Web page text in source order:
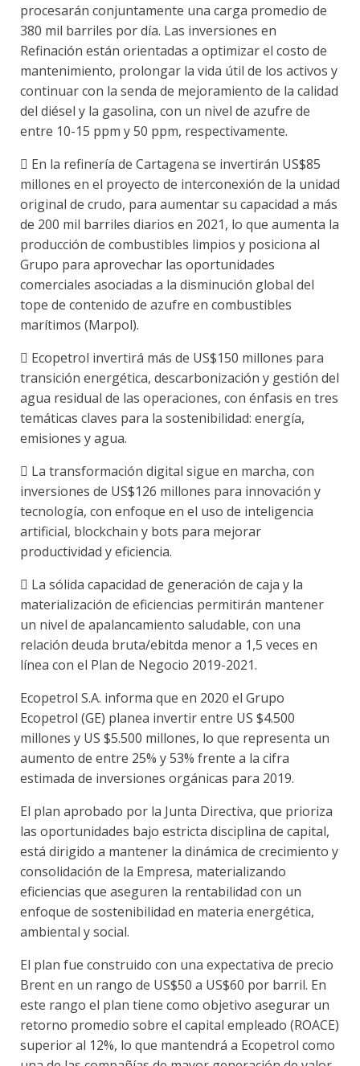
procesarán conjuntamente una carga promedio de
380 mil barriles por día. Las inversiones en
Refinación están orientadas a optimizar el costo de
mantenimiento, prolongar la vida útil de los activos y
continuar con la senda de mejoramiento de la calidad
del diésel y la gasolina, con un nivel de azufre de
entre 10-15 ppm y 50 ppm, respectivamente.
 En la refinería de Cartagena se invertirán US$85
millones en el proyecto de interconexión de la unidad
original de crudo, para aumentar su capacidad a más
de 200 mil barriles diarios en 2021, lo que aumenta la
producción de combustibles limpios y posiciona al
Grupo para aprovechar las oportunidades
comerciales asociadas a la disminución global del
tope de contenido de azufre en combustibles
marítimos (Marpol).
 Ecopetrol invertirá más de US$150 millones para
transición energética, descarbonización y gestión del
agua residual de las operaciones, con énfasis en tres
temáticas claves para la sostenibilidad: energía,
emisiones y agua.
 La transformación digital sigue en marcha, con
inversiones de US$126 millones para innovación y
tecnología, con enfoque en el uso de inteligencia
artificial, blockchain y bots para mejorar
productividad y eficiencia.
 La sólida capacidad de generación de caja y la
materialización de eficiencias permitirán mantener
un nivel de apalancamiento saludable, con una
relación deuda bruta/ebitda menor a 1,5 veces en
línea con el Plan de Negocio 2019-2021.
Ecopetrol S.A. informa que en 2020 el Grupo
Ecopetrol (GE) planea invertir entre US $4.500
millones y US $5.500 millones, lo que representa un
aumento de entre 25% y 53% frente a la cifra
estimada de inversiones orgánicas para 2019.
El plan aprobado por la Junta Directiva, que prioriza
las oportunidades bajo estricta disciplina de capital,
está dirigido a mantener la dinámica de crecimiento y
consolidación de la Empresa, materializando
eficiencias que aseguren la rentabilidad con un
enfoque de sostenibilidad en materia energética,
ambiental y social.
El plan fue construido con una expectativa de precio
Brent en un rango de US$50 a US$60 por barril. En
este rango el plan tiene como objetivo asegurar un
retorno promedio sobre el capital empleado (ROACE)
superior al 12%, lo que mantendrá a Ecopetrol como